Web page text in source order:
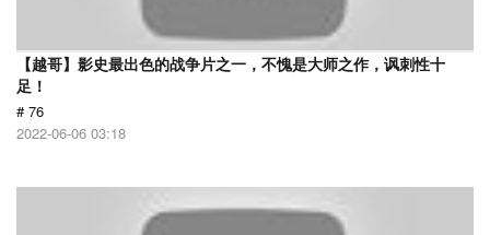
【越哥】影史最出色的战争片之一，不愧是大师之作，讽刺性十
足！
# 76
2022-06-06 03:18